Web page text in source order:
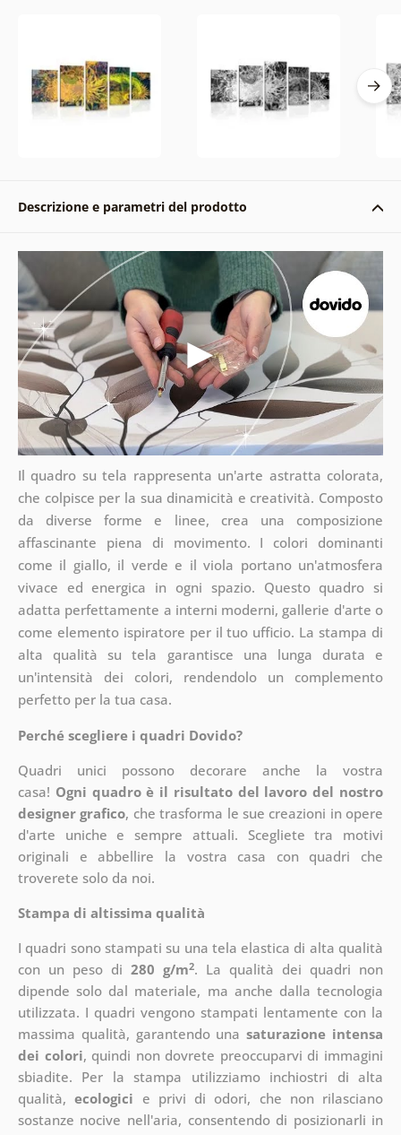
Descrizione e parametri del prodotto
Il quadro su tela rappresenta un'arte astratta colorata,
che colpisce per la sua dinamicità e creatività. Composto
da diverse forme e linee, crea una composizione
affascinante piena di movimento. I colori dominanti
come il giallo, il verde e il viola portano un'atmosfera
vivace ed energica in ogni spazio. Questo quadro si
adatta perfettamente a interni moderni, gallerie d'arte o
come elemento ispiratore per il tuo ufficio. La stampa di
alta qualità su tela garantisce una lunga durata e
un'intensità dei colori, rendendolo un complemento
perfetto per la tua casa.
Perché scegliere i quadri Dovido?
Quadri unici possono decorare anche la vostra
casa! Ogni quadro è il risultato del lavoro del nostro
designer grafico, chetrasforma le sue creazioni in opere
d'arte uniche e sempre attuali. Scegliete tra motivi
originali e abbellire la vostra casa con quadri che
troverete solo da noi.
Stampa di altissima qualità
I quadri sono stampati su una tela elastica di alta qualità
con un peso di 280 g/m2. La qualità dei quadri non
dipende solo dal materiale, ma anche dalla tecnologia
utilizzata. I quadri vengono stampati lentamente con la
massima qualità, garantendo unasaturazione intensa
dei colori, quindi non dovrete preoccuparvi di immagini
sbiadite. Per la stampa utilizziamo inchiostri di alta
qualità,ecologici e privi di odori, che non rilasciano
sostanze nocive nell'aria, consentendo di posizionarli in